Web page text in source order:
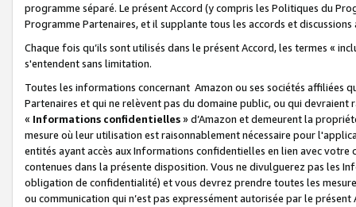
programme séparé. Le présent Accord (y compris les Politiques du
Programme Partenaires, et il supplante tous les accords et discussions
Chaque fois qu’ils sont utilisés dans le présent Accord, les termes «
s'entendent sans limitation.
Toutes les informations concernant Amazon ou ses sociétés affiliées
Partenaires et qui ne relèvent pas du domaine public, ou qui
« Informations confidentielles» d’Amazon et demeurent la
mesure où leur utilisation est raisonnablement nécessaire pour
entités ayant accès aux Informations confidentielles en lien avec
contenues dans la présente disposition. Vous ne divulguerez pas les
obligation de confidentialité) et vous devrez prendre toutes les
ou communication qui n’est pas expressément autorisée par le